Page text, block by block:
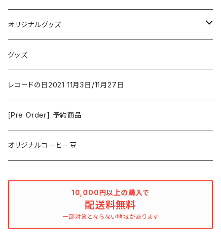
コメディ
ファンタジー/アドベンチャー
アニメーション
ゲーム
ミュージカル/音楽/ドキュメンタリー/コンピ
Hovvdy
Grouper
Bill Callahan
Phoebe Bridgers
New Order
Jazz
オリジナルグッズ
コーヒー
洋服
グッズ
レコードの日2021 11月3日/11月27日
[Pre Order] 予約商品
オリジナルコーヒー豆
10,000円以上の購入で
配送料無料
一部対象とならない地域があります